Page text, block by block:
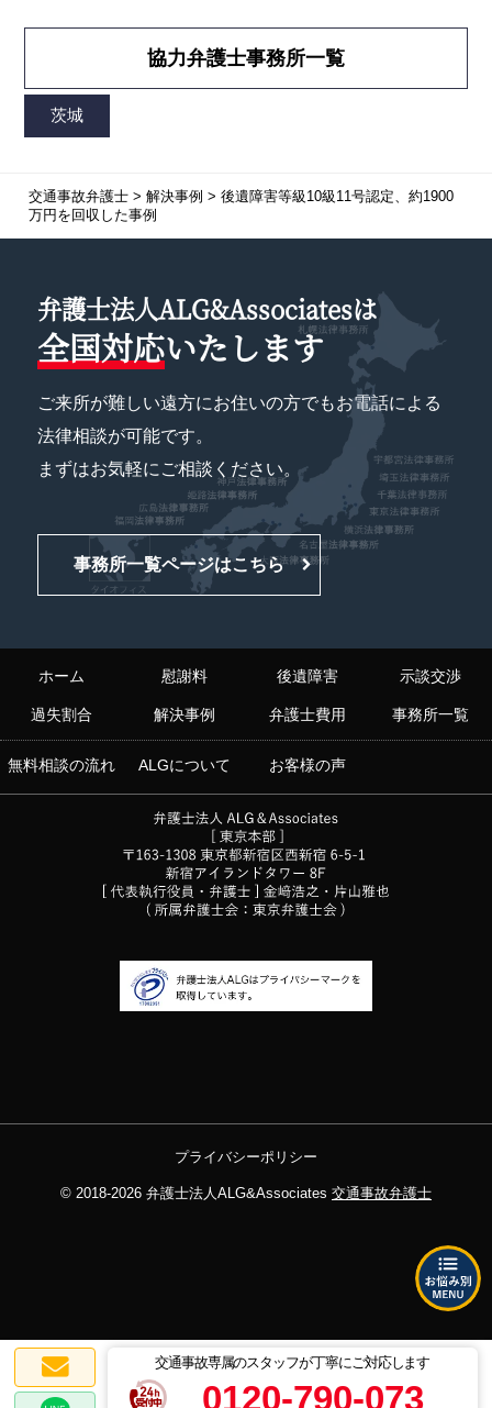
交通事故専属のスタッフが丁寧にご対応します
0120-790-073
協力弁護士事務所一覧
交通事故弁護士> 解決事例 > 後遺障害等級10級11号認定、 約1900
万円を回収 した事例
弁護士法人ALG&Associatesは
全国対応いたします
ご来所が難しい遠方にお住いの方でもお電話による
法律相談が可能です。
まずはお気軽にご相談ください。
事務所一覧ページはこちら
ホーム 慰謝料 後遺障害 示談交渉
過失割合 解決事例 弁護士費用 事務所一覧
無料相談の流れ ALGについて お客様の声
プライバシーポリシー
© 2018-2026 弁護士法人ALG&Associates 交通事故弁護士